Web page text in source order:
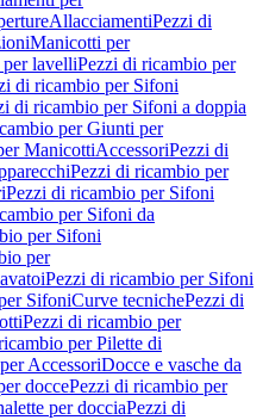
AllacciamentiPezzi di
Manicotti per
lavelliPezzi di ricambio per
di ricambio per Sifoni
di ricambio per Sifoni a doppia
per Giunti per
ManicottiAccessoriPezzi di
Pezzi di ricambio per
Pezzi di ricambio per Sifoni
per Sifoni da
per Sifoni
per
Pezzi di ricambio per Sifoni
SifoniCurve tecnichePezzi di
Pezzi di ricambio per
per Pilette di
AccessoriDocce e vasche da
doccePezzi di ricambio per
per docciaPezzi di